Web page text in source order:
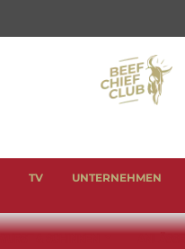
TV UNTERNEHMEN